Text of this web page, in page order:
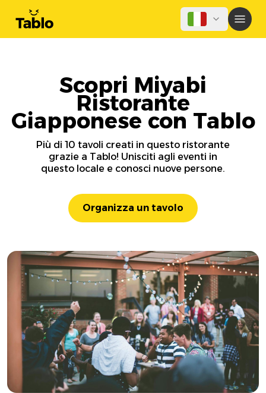
Scopri Miyabi
Ristorante
Giapponese con Tablo
Più di 10 tavoli creati in questo ristorante
grazie a Tablo! Unisciti agli eventi in
questo locale e conosci nuove persone.
Organizza un tavolo